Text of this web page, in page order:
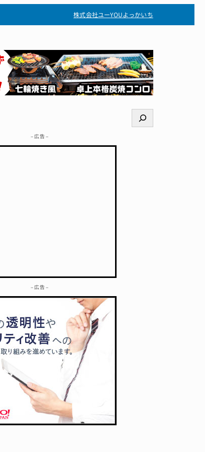
株式会社ユーYOUよっかいち
検
索
– 広告 –
– 広告 –